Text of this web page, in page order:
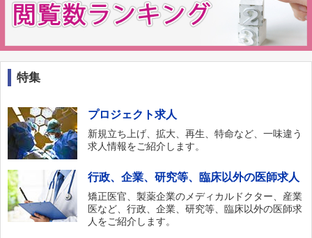
特集
プロジェクト求人
新規立ち上げ、拡大、再生、特命など、一味違う
求人情報をご紹介します。
行政、企業、研究等、臨床以外の医師求人
矯正医官、製薬企業のメディカルドクター、産業
医など、行政、企業、研究等、臨床以外の医師求
人をご紹介します。